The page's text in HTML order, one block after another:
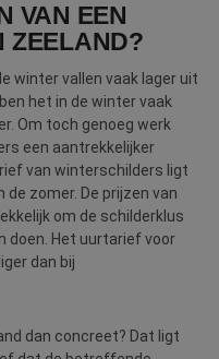
VAN EEN
ZEELAND?
winter vallen vaak lager uit
het in de winter vaak
Om toch genoeg werk
een aantrekkelijker
van winterschilders ligt
de zomer. De prijzen van
om de schilderklus
doen. Het uurtarief voor
dan bij
dan concreet? Dat ligt